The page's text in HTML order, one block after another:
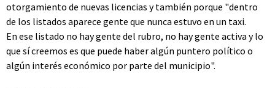
otorgamiento de nuevas licencias y también porque "dentro
de los listados aparece gente que nunca estuvo en un taxi.
En ese listado no hay gente del rubro, no hay gente activa y lo
que sí creemos es que puede haber algún puntero político o
algún interés económico por parte del municipio".